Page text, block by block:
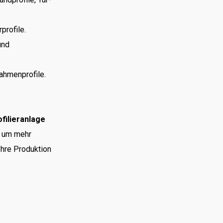
mehr
Produktion